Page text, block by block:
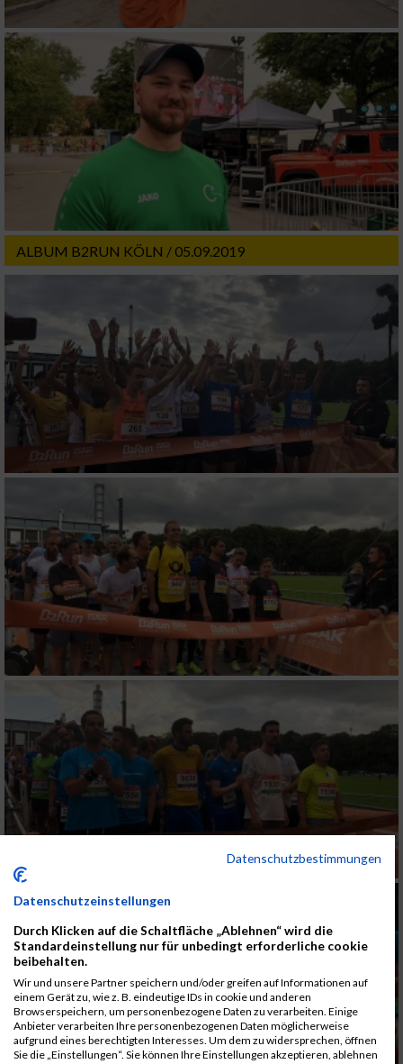
ALBUM B2RUN KÖLN / 05.09.2019
Datenschutzbestimmungen
Datenschutzeinstellungen
Durch Klicken auf die Schaltfläche „Ablehnen“ wird die
Standardeinstellung nur für unbedingt erforderliche cookie
beibehalten.
Wir und unsere Partner speichern und/oder greifen auf Informationen auf
einem Gerät zu, wie z. B. eindeutige IDs in cookie und anderen
Browserspeichern, um personenbezogene Daten zu verarbeiten. Einige
Anbieter verarbeiten Ihre personenbezogenen Daten möglicherweise
aufgrund eines berechtigten Interesses. Um dem zu widersprechen, öffnen
Sie die „Einstellungen“. Sie können Ihre Einstellungen akzeptieren, ablehnen